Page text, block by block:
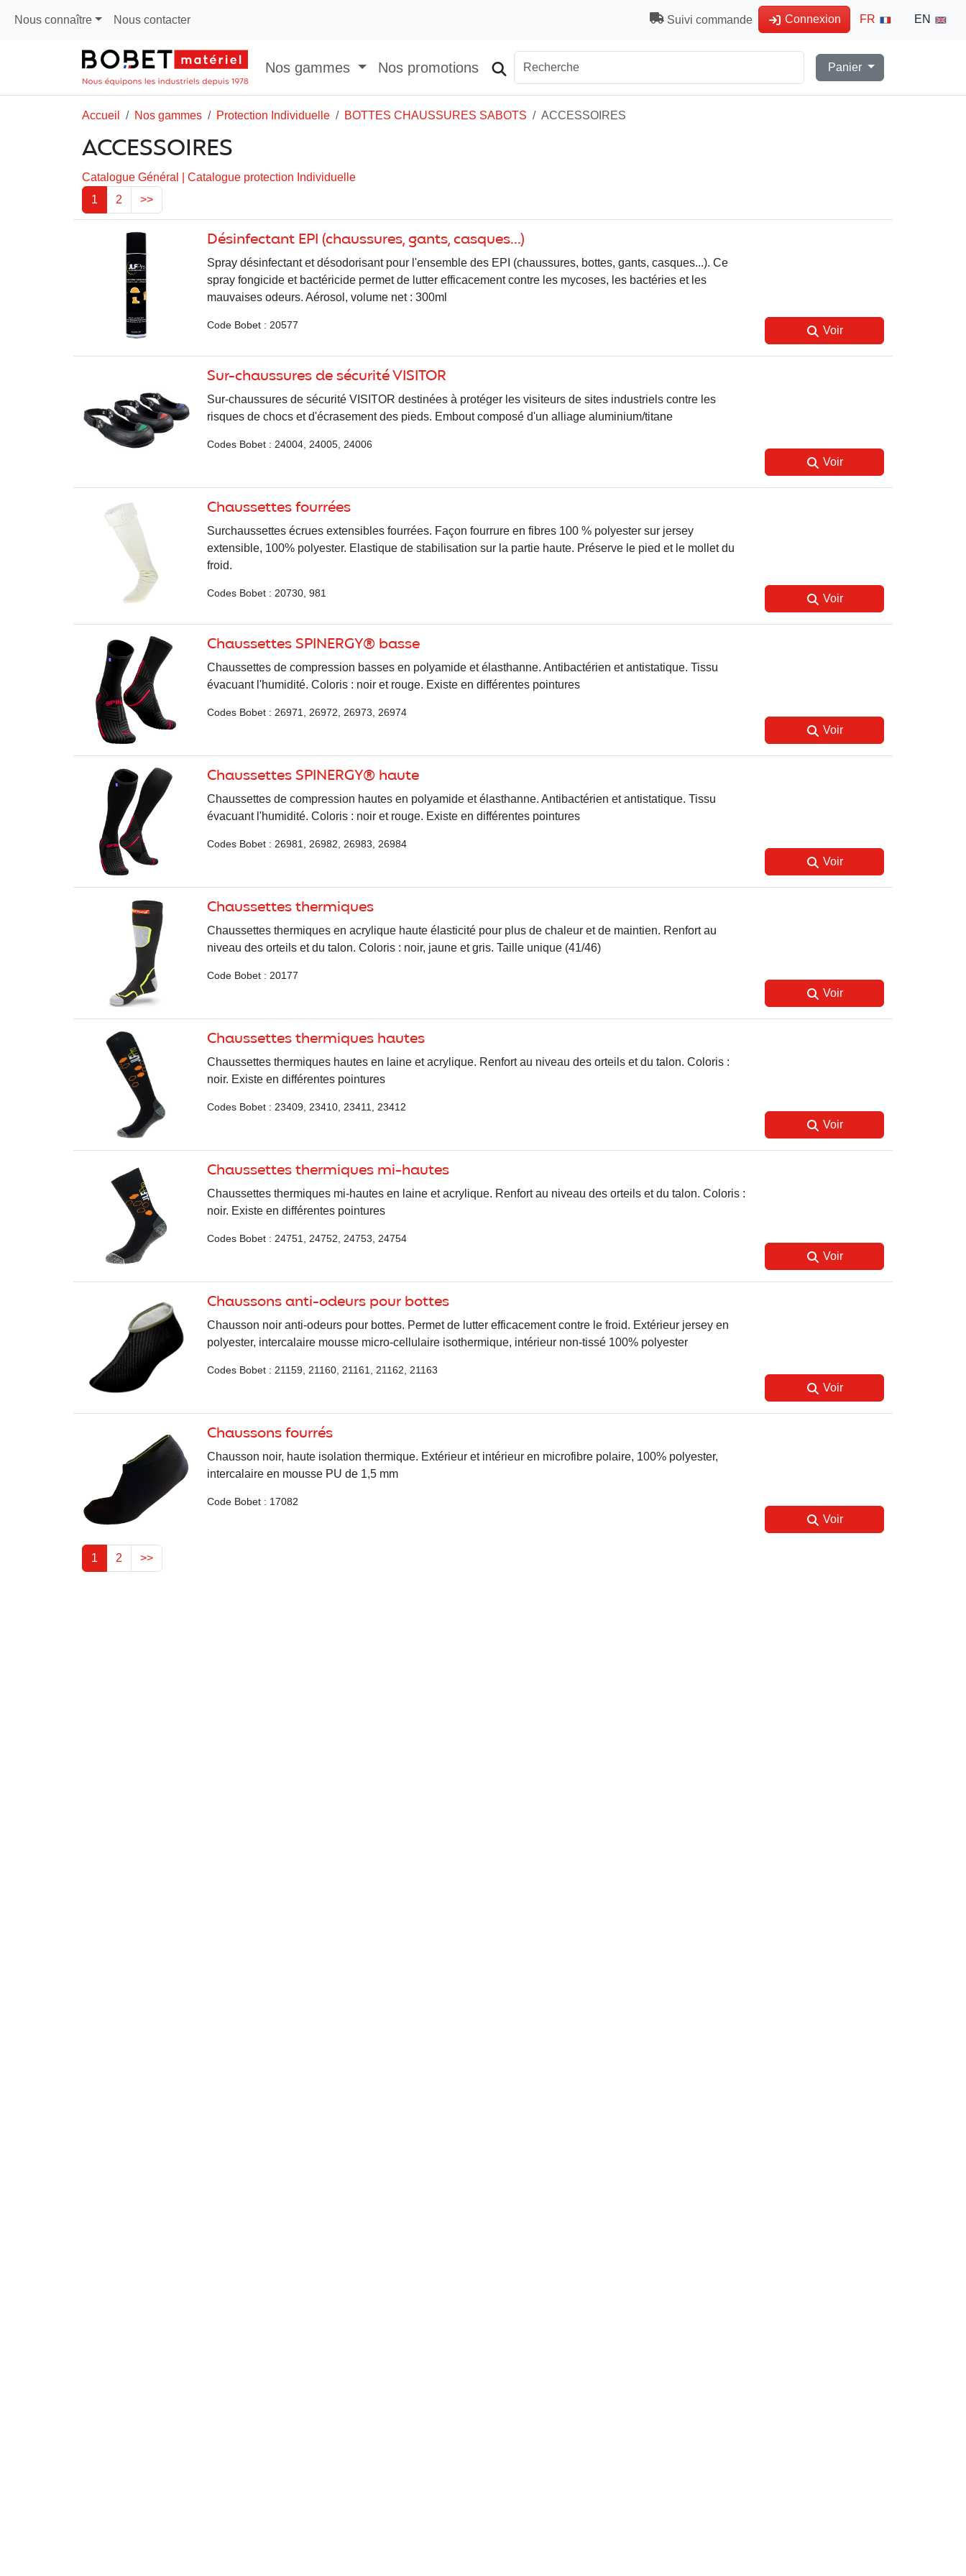
Nous connaître Nous contacter Suivi commande Connexion FR EN
Nos gammes Nos promotions Panier
Accueil Nos gammes Protection Individuelle BOTTES CHAUSSURES SABOTS ACCESSOIRES
ACCESSOIRES
Catalogue Général
Catalogue protection Individuelle
1
2 >>
Désinfectant EPI (chaussures, gants, casques...)
Spray désinfectant et désodorisant pour l'ensemble des EPI (chaussures, bottes, gants, casques...). Ce
spray fongicide et bactéricide permet de lutter efficacement contre les mycoses, les bactéries et les
mauvaises odeurs. Aérosol, volume net : 300ml
Code Bobet : 20577 Voir
Sur-chaussures de sécurité VISITOR
Sur-chaussures de sécurité VISITOR destinées à protéger les visiteurs de sites industriels contre les
risques de chocs et d'écrasement des pieds. Embout composé d'un alliage aluminium/titane
Codes Bobet : 24004, 24005, 24006
Voir
Chaussettes fourrées
Surchaussettes écrues extensibles fourrées. Façon fourrure en fibres 100 % polyester sur jersey
extensible, 100% polyester. Elastique de stabilisation sur la partie haute. Préserve le pied et le mollet du
froid.
Codes Bobet : 20730, 981 Voir
Chaussettes SPINERGY® basse
Chaussettes de compression basses en polyamide et élasthanne. Antibactérien et antistatique. Tissu
évacuant l'humidité. Coloris : noir et rouge. Existe en différentes pointures
Codes Bobet : 26971, 26972, 26973, 26974
Voir
Chaussettes SPINERGY® haute
Chaussettes de compression hautes en polyamide et élasthanne. Antibactérien et antistatique. Tissu
évacuant l'humidité. Coloris : noir et rouge. Existe en différentes pointures
Codes Bobet : 26981, 26982, 26983, 26984
Voir
Chaussettes thermiques
Chaussettes thermiques en acrylique haute élasticité pour plus de chaleur et de maintien. Renfort au
niveau des orteils et du talon. Coloris : noir, jaune et gris. Taille unique (41/46)
Code Bobet : 20177
Voir
Chaussettes thermiques hautes
Chaussettes thermiques hautes en laine et acrylique. Renfort au niveau des orteils et du talon. Coloris :
noir. Existe en différentes pointures
Codes Bobet : 23409, 23410, 23411, 23412
Voir
Chaussettes thermiques mi-hautes
Chaussettes thermiques mi-hautes en laine et acrylique. Renfort au niveau des orteils et du talon. Coloris :
noir. Existe en différentes pointures
Codes Bobet : 24751, 24752, 24753, 24754
Voir
Chaussons anti-odeurs pour bottes
Chausson noir anti-odeurs pour bottes. Permet de lutter efficacement contre le froid. Extérieur jersey en
polyester, intercalaire mousse micro-cellulaire isothermique, intérieur non-tissé 100% polyester
Codes Bobet : 21159, 21160, 21161, 21162, 21163
Voir
Chaussons fourrés
Chausson noir, haute isolation thermique. Extérieur et intérieur en microfibre polaire, 100% polyester,
intercalaire en mousse PU de 1,5 mm
Code Bobet : 17082
Voir
1 2 >>